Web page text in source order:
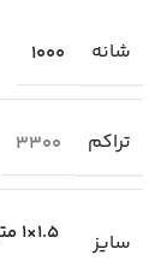
شانه 1000
تراکم 3300
سایز 1.5×1 متری